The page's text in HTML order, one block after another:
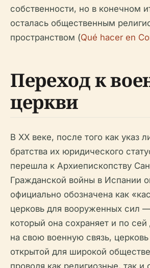
собственности, но в конечном
осталась общественным
пространством (Qué hacer en
Переход к
церкви
В XX веке, после того как указ
братства их юридического
перешла к Архиепископству
Гражданской войны в Испании
официально обозначена как
церковь для вооруженных сил
который она сохраняет и по
на свою военную связь, церковь
открытой для широкой
проводя как религиозные, так